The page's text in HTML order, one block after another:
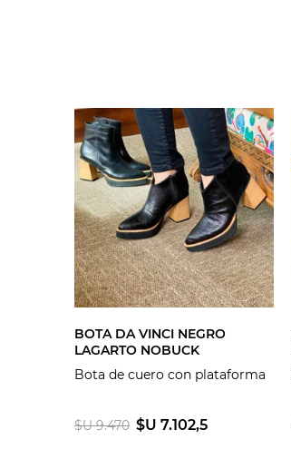
BOTA DA VINCI NEGRO
LAGARTO NOBUCK
Bota de cuero con plataforma
$U 9.470 $U 7.102,5